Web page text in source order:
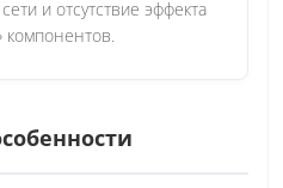
и отсутствие эффекта
компонентов.